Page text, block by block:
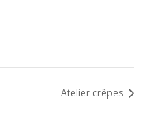
Atelier crêpes